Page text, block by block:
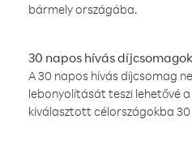
bármely országába.
30 napos hívás díjcsomagok
A 30 napos hívás díjcsomag
lebonyolítását teszi lehetővé
kiválasztott célországokba